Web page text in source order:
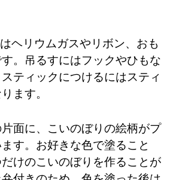
ヘリウムガスやリボン、おも
。吊るすにはフックやひもな
ティックにつけるにはスティ
ます。
面に、こいのぼりの絵柄がプ
す。お好きな色で塗ること
けのこいのぼりを作ることが